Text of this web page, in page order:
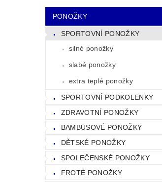
PONOŽKY
SPORTOVNÍ PONOŽKY
silné ponožky
slabé ponožky
extra teplé ponožky
SPORTOVNÍ PODKOLENKY
ZDRAVOTNÍ PONOŽKY
BAMBUSOVÉ PONOŽKY
DĚTSKÉ PONOŽKY
SPOLEČENSKÉ PONOŽKY
FROTÉ PONOŽKY